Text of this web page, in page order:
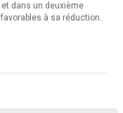
dans un deuxième
à sa réduction.